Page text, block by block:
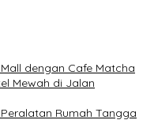
dengan Cafe Matcha
Mewah di Jalan
Rumah Tangga